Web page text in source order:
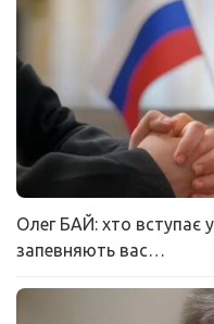
Олег БАЙ: хто вступає
запевняють вас…